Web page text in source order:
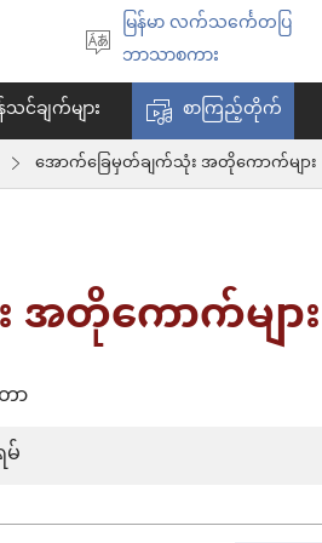
ရွေးချယ်
ပါ
မြန်မာ လက်သင်္ကေတပြ
ဘာသာစကား
င်ချက်များ စာကြည့်တိုက်
အောက်​ခြေ​မှတ်​ချက်​သုံး အတို​ကောက်​များ
တို​ကောက်​များ
ာ